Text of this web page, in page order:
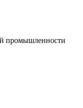
промышленности